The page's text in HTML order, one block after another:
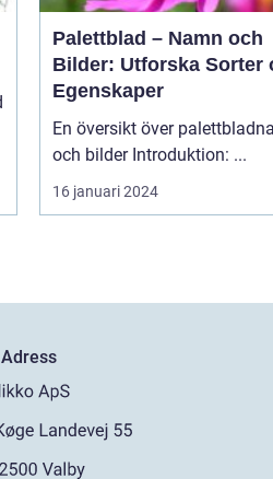
Palettblad – Namn och
Bilder: Utforska Sorter
Egenskaper
En översikt över
och bilder Introduktion: ...
16 januari 2024
Adress